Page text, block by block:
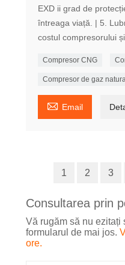
EXD ii grad de
întreaga viață. | 5.
costul compresorului
Compresor CNG
Compresor de gaz
 Email
1 2 3
Consultarea prin
Vă rugăm să nu ezitați
formularul de mai jos.
ore.